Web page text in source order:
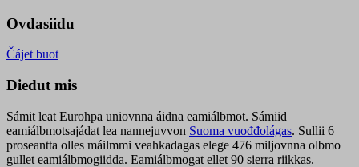
Ovdasiidu
Čájet buot
Dieđut mis
Sámit leat Eurohpa uniovnna áidna eamiálbmot. Sámiid
eamiálbmotsajádat lea nannejuvvon Suoma vuođđolágas. Sullii 6
proseantta olles máilmmi veahkadagas elege 476 miljovnna olbmo
gullet eamiálbmogiidda. Eamiálbmogat ellet 90 sierra riikkas.